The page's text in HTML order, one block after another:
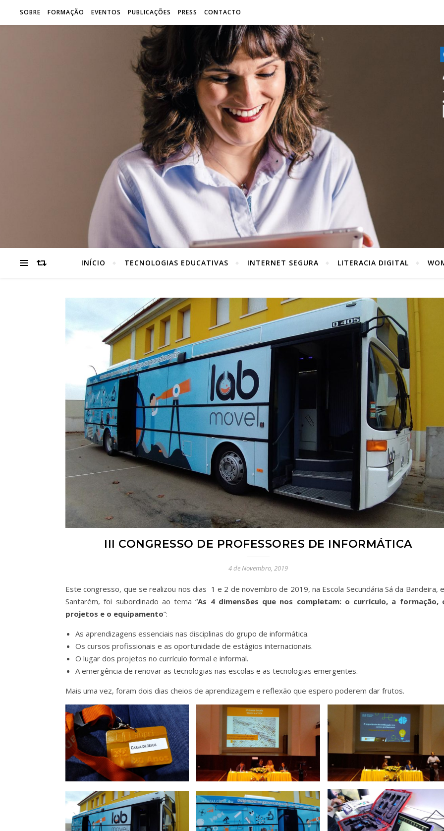
SOBRE FORMAÇÃO EVENTOS PUBLICAÇÕES PRESS CONTACTO
INÍCIO TECNOLOGIAS EDUCATIVAS INTERNET SEGURA LITERACIA DIGITAL
III CONGRESSO DE PROFESSORES DE INFORMÁTICA
4 de Novembro, 2019
Este congresso, que se realizou nos dias 1 e 2 de novembro de 2019, na Escola Secundária Sá da Bandeira,
Santarém, foi subordinado ao tema “As 4 dimensões que nos completam: o currículo, a formação,
projetos e o equipamento”:
As aprendizagens essenciais nas disciplinas do grupo de informática.
Os cursos profissionais e as oportunidade de estágios internacionais.
O lugar dos projetos no currículo formal e informal.
A emergência de renovar as tecnologias nas escolas e as tecnologias emergentes.
Mais uma vez, foram dois dias cheios de aprendizagem e reflexão que espero poderem dar frutos.